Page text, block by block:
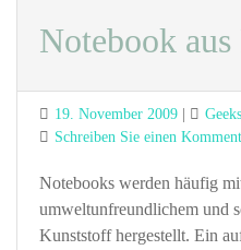
Notebook aus
Posted
on
19. November 2009
Schreiben Sie einen
Notebooks werden häufig
umweltunfreundlichem und
Kunststoff hergestellt. Ein